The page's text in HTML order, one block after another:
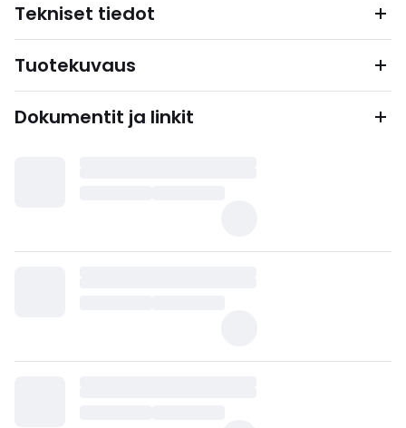
Tekniset tiedot
Tuotekuvaus
Dokumentit ja linkit